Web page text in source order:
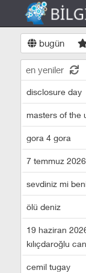
bugün
en yeniler
disclosure day
masters of the
gora 4 gora
7 temmuz
sevdiniz mi
ölü deniz
19 haziran
kılıçdaroğlu
cemil tugay